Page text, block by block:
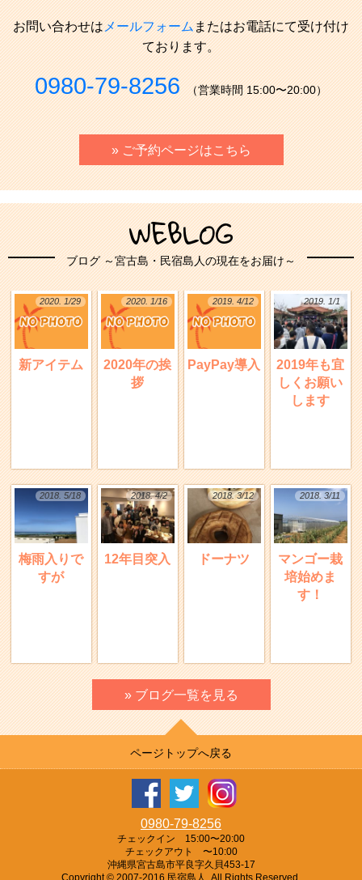
お問い合わせはメールフォームまたはお電話にて受け付け
ております。
0980-79-8256 （営業時間 15:00〜20:00）
» ご予約ページはこちら
WEBLOG
ブログ ～宮古島・民宿島人の現在をお届け～
2020. 1/29
新アイテム
2020. 1/16
2020年の挨
拶
2019. 4/12
PayPay導入
2019. 1/1
2019年も宜
しくお願い
します
2018. 5/18
梅雨入りで
すが
2018. 4/2
12年目突入
2018. 3/12
ドーナツ
2018. 3/11
マンゴー栽
培始めま
す！
» ブログ一覧を見る
ページトップへ戻る
0980-79-8256
チェックイン 15:00〜20:00
チェックアウト 〜10:00
沖縄県宮古島市平良字久貝453-17
Copyright © 2007-2016 民宿島人, All Rights Reserved.